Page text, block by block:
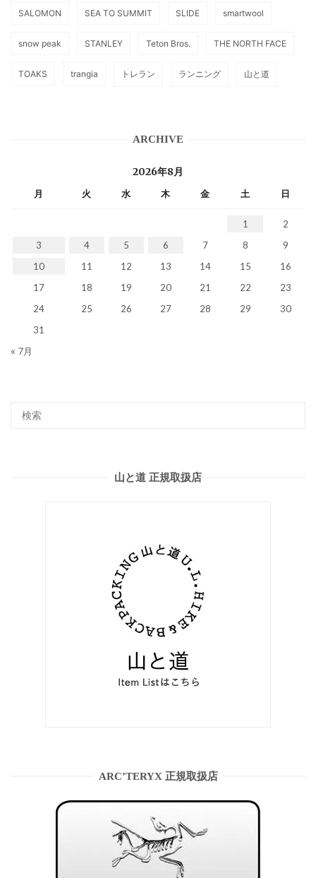
SALOMON SEA TO SUMMIT SLIDE smartwool
snow peak STANLEY Teton Bros. THE NORTH FACE
TOAKS trangia トレラン ランニング 山と道
ARCHIVE
2026年8月
月 火 水 木 金 土 日
1
2
3
4 5 6 7 8
9
10
11 12 13 14 15
16
17
18 19 20 21 22
23
24
25 26 27 28 29
30
31
« 7月
山と道 正規取扱店
ARC’TERYX 正規取扱店